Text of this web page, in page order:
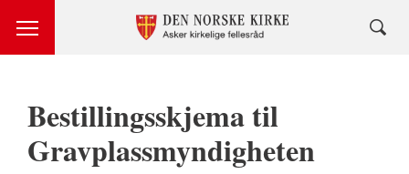
Bestillingsskjema til
Gravplassmyndigheten